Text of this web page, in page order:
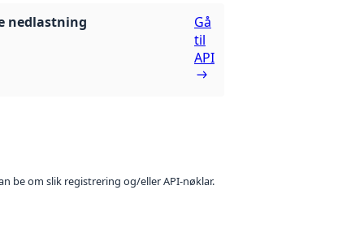
nedlastning
Gå
til
API
be om slik registrering og/eller API-nøklar.